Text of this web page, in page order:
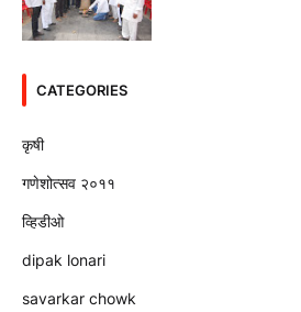
CATEGORIES
कृषी
गणेशोत्सव २०११
व्हिडीओ
dipak lonari
savarkar chowk